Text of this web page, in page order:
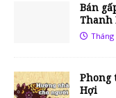
Bán
Thanh
Tháng
Phong
Hợi